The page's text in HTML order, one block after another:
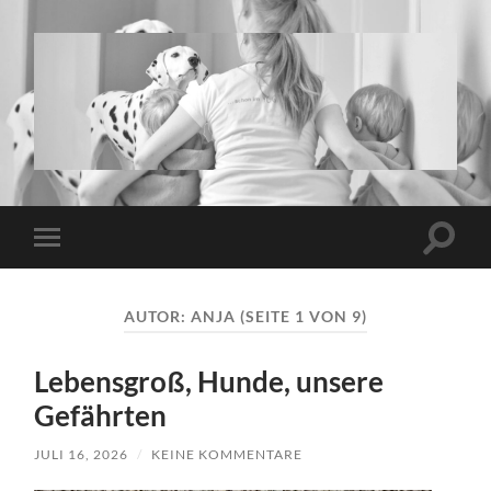
www.twins-
and-
more.de
Menü
AUTOR: ANJA (SEITE 1 VON 9)
Lebensgroß, Hunde, unsere
Gefährten
JULI 16, 2026 / KEINE KOMMENTARE